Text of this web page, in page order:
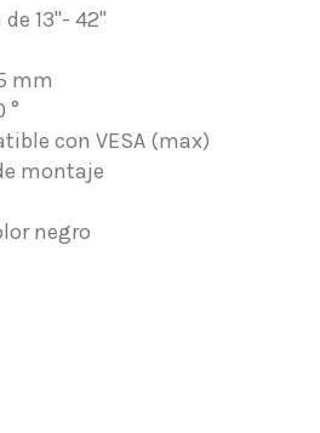
13"- 42"
mm
°
con VESA (max)
montaje
negro